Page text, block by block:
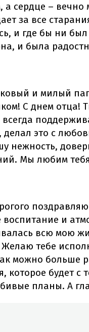
а сердце –
за все
и где бы ни
и была
и милый
С днем отца!
делал это с
нежность,
Мы любим
воспитание и
всю мою
Желаю тебе
можно больше
которое будет
планы. А